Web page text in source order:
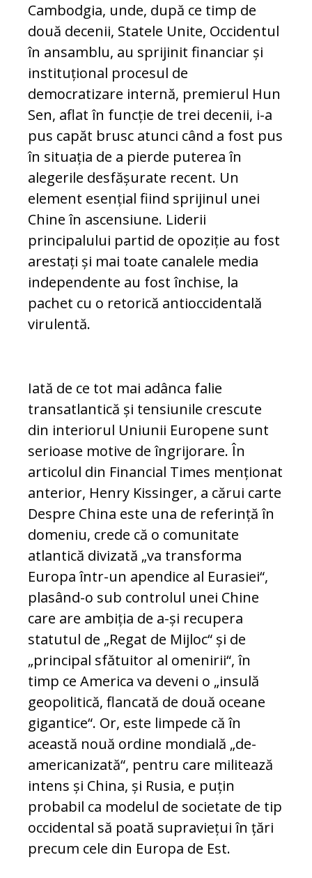
Cambodgia, unde, după ce timp de
două decenii, Statele Unite, Occidentul
în ansamblu, au sprijinit financiar și
instituțional procesul de
democratizare internă, premierul Hun
Sen, aflat în funcție de trei decenii, i-a
pus capăt brusc atunci când a fost pus
în situația de a pierde puterea în
alegerile desfășurate recent. Un
element esențial fiind sprijinul unei
Chine în ascensiune. Liderii
principalului partid de opoziție au fost
arestați și mai toate canalele media
independente au fost închise, la
pachet cu o retorică antioccidentală
virulentă.
Iată de ce tot mai adânca falie
transatlantică și tensiunile crescute
din interiorul Uniunii Europene sunt
serioase motive de îngrijorare. În
articolul din Financial Times menționat
anterior, Henry Kissinger, a cărui carte
Despre China este una de referință în
domeniu, crede că o comunitate
atlantică divizată „va transforma
Europa într-un apendice al Eurasiei“,
plasând-o sub controlul unei Chine
care are ambiția de a-și recupera
statutul de „Regat de Mijloc“ și de
„principal sfătuitor al omenirii“, în
timp ce America va deveni o „insulă
geopolitică, flancată de două oceane
gigantice“. Or, este limpede că în
această nouă ordine mondială „de-
americanizată“, pentru care militează
intens și China, și Rusia, e puțin
probabil ca modelul de societate de tip
occidental să poată supraviețui în țări
precum cele din Europa de Est.